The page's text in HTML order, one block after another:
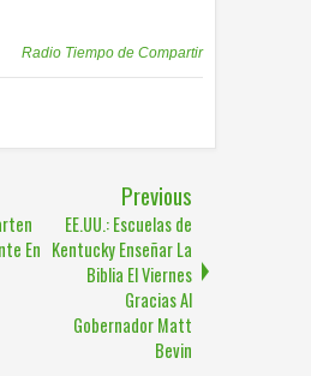
Radio Tiempo de Compartir
En
Previous
EE.UU.: Escuelas de
Kentucky Enseñar La
Biblia El Viernes
Gracias Al
Gobernador Matt
Bevin